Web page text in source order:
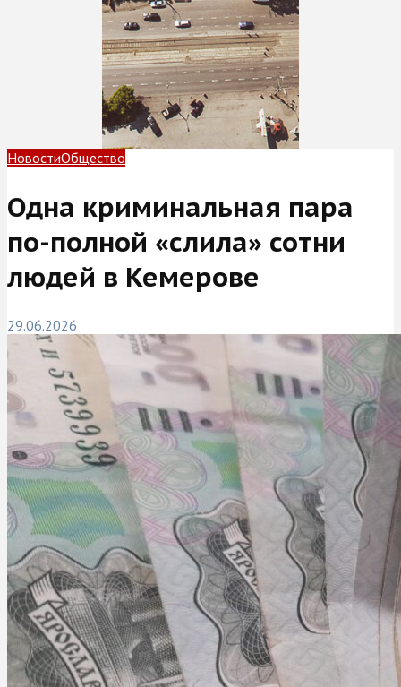
НовостиОбщество
Одна криминальная пара
по-полной «слила» сотни
людей в Кемерове
29.06.2026